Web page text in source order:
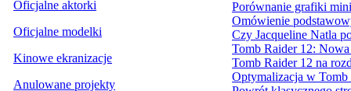
Oficjalne aktorki
Oficjalne modelki
Kinowe ekranizacje
Anulowane projekty
Porównanie grafiki
Omówienie
Czy Jacqueline Natla
Tomb Raider 12:
Tomb Raider 12 na
Optymalizacja w